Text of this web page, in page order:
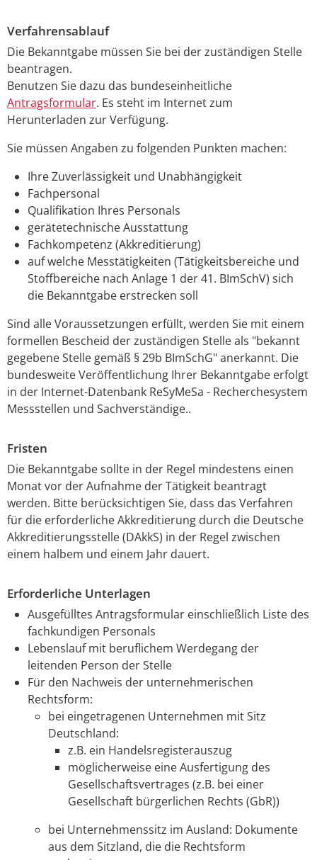
Verfahrensablauf
Die Bekanntgabe müssen Sie bei der zuständigen Stelle
beantragen.
Benutzen Sie dazu das bundeseinheitliche
Antragsformular. Es steht im Internet zum
Herunterladen zur Verfügung.
Sie müssen Angaben zu folgenden Punkten machen:
Ihre Zuverlässigkeit und Unabhängigkeit
Fachpersonal
Qualifikation Ihres Personals
gerätetechnische Ausstattung
Fachkompetenz (Akkreditierung)
auf welche Messtätigkeiten (Tätigkeitsbereiche und
Stoffbereiche nach Anlage 1 der 41. BImSchV) sich
die Bekanntgabe erstrecken soll
Sind alle Voraussetzungen erfüllt, werden Sie mit einem
formellen Bescheid der zuständigen Stelle als "bekannt
gegebene Stelle gemäß § 29b BImSchG" anerkannt. Die
bundesweite Veröffentlichung Ihrer Bekanntgabe erfolgt
in der Internet-Datenbank ReSyMeSa - Recherchesystem
Messstellen und Sachverständige..
Fristen
Die Bekanntgabe sollte in der Regel mindestens einen
Monat vor der Aufnahme der Tätigkeit beantragt
werden. Bitte berücksichtigen Sie, dass das Verfahren
für die erforderliche Akkreditierung durch die Deutsche
Akkreditierungsstelle (DAkkS) in der Regel zwischen
einem halbem und einem Jahr dauert.
Erforderliche Unterlagen
Ausgefülltes Antragsformular einschließlich Liste des
fachkundigen Personals
Lebenslauf mit beruflichem Werdegang der
leitenden Person der Stelle
Für den Nachweis der unternehmerischen
Rechtsform:
bei eingetragenen Unternehmen mit Sitz
Deutschland:
z.B. ein Handelsregisterauszug
möglicherweise eine Ausfertigung des
Gesellschaftsvertrages (z.B. bei einer
Gesellschaft bürgerlichen Rechts (GbR))
bei Unternehmenssitz im Ausland: Dokumente
aus dem Sitzland, die die Rechtsform